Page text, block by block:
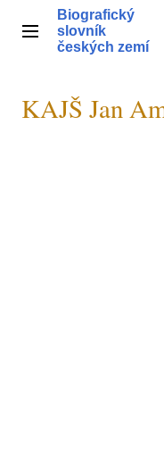
obsahHlavní menu
Biografický
slovník
českých zemí
KAJŠ Jan